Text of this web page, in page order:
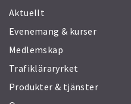
Aktuellt
Evenemang & kurser
Medlemskap
Trafikläraryrket
Produkter & tjänster